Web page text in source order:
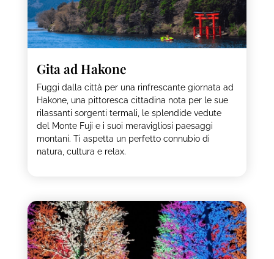
Gita ad Hakone
Fuggi dalla città per una rinfrescante giornata ad
Hakone, una pittoresca cittadina nota per le sue
rilassanti sorgenti termali, le splendide vedute
del Monte Fuji e i suoi meravigliosi paesaggi
montani. Ti aspetta un perfetto connubio di
natura, cultura e relax.